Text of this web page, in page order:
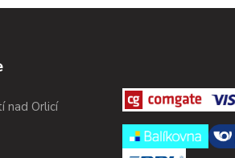
nad Orlicí